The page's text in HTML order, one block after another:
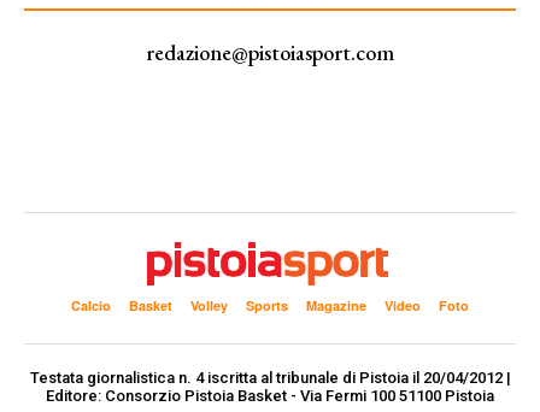
redazione@pistoiasport.com
Calcio Basket Volley Sports Magazine Video Foto
Testata giornalistica n. 4 iscritta al tribunale di Pistoia il 20/04/2012 |
Editore: Consorzio Pistoia Basket - Via Fermi 100 51100 Pistoia